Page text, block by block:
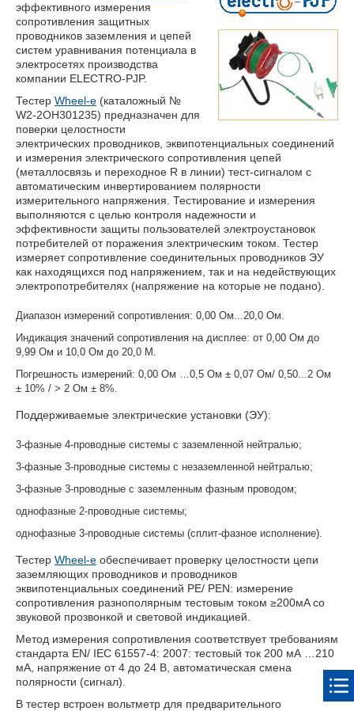
эффективного измерения
сопротивления защитных
проводников заземления и цепей
систем уравнивания потенциала в
электросетях производства
компании ELECTRO-PJP.
Тестер Wheel-e (каталожный №
W2-2OH301235) предназначен для
поверки целостности
электрических проводников, эквипотенциальных соединений
и измерения электрического сопротивления цепей
(металлосвязь и переходное R в линии) тест-сигналом с
автоматическим инвертированием полярности
измерительного напряжения. Тестирование и измерения
выполняются с целью контроля надежности и
эффективности защиты пользователей электроустановок
потребителей от поражения электрическим током. Тестер
измеряет сопротивление соединительных проводников ЭУ
как находящихся под напряжением, так и на недействующих
электропотребителях (напряжение на которые не подано).
Диапазон измерений сопротивления: 0,00 Ом...20,0 Ом.
Индикация значений сопротивления на дисплее: от 0,00 Ом до
9,99 Ом и 10,0 Ом до 20,0 М.
Погрешность измерений: 0,00 Ом …0,5 Ом ± 0,07 Ом/ 0,50...2 Ом
± 10% / > 2 Ом ± 8%.
Поддерживаемые электрические установки (ЭУ):
3-фазные 4-проводные системы с заземленной нейтралью;
3-фазные 3-проводные системы с незаземленной нейтралью;
3-фазные 3-проводные с заземленным фазным проводом;
однофазные 2-проводные системы;
однофазные 3-проводные системы (сплит-фазное исполнение).
Тестер Wheel-e обеспечивает проверку целостности цепи
заземляющих проводников и проводников
эквипотенциальных соединений PE/ PEN: измерение
сопротивления разнополярным тестовым током ≥200мA со
звуковой прозвонкой и световой индикацией.
Метод измерения сопротивления соответствует требованиям
стандарта EN/ IEC 61557-4: 2007: тестовый ток 200 мА …210
мА, напряжение от 4 до 24 В, автоматическая смена
полярности (сигнал).
В тестер встроен вольтметр для предварительного